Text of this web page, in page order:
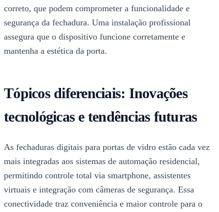
correto, que podem comprometer a funcionalidade e
segurança da fechadura. Uma instalação profissional
assegura que o dispositivo funcione corretamente e
mantenha a estética da porta.
Tópicos diferenciais: Inovações
tecnológicas e tendências futuras
As fechaduras digitais para portas de vidro estão cada vez
mais integradas aos sistemas de automação residencial,
permitindo controle total via smartphone, assistentes
virtuais e integração com câmeras de segurança. Essa
conectividade traz conveniência e maior controle para o